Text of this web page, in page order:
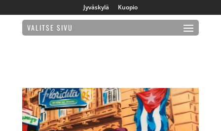
Jyväskylä Kuopio
VALITSE SIVU